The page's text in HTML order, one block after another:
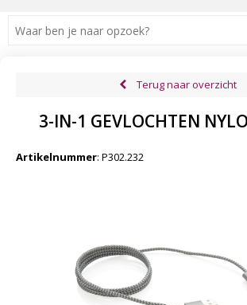
Terug naar overzicht
3-IN-1 GEVLOCHTEN
Artikelnummer: P302.232